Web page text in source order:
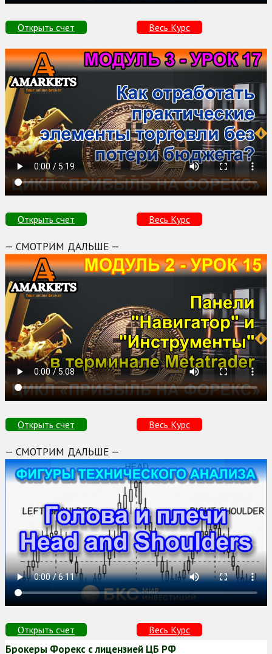
Открыть счет Весь Курс
Открыть счет Весь Курс
— СМОТРИМ ДАЛЬШЕ —
Открыть счет Весь Курс
— СМОТРИМ ДАЛЬШЕ —
Открыть счет Весь Курс
Брокеры Форекс с лицензией ЦБ РФ